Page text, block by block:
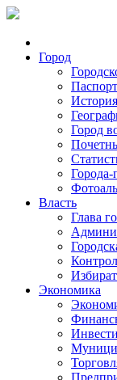
Город
История
Город
Власть
Глава
Экономика